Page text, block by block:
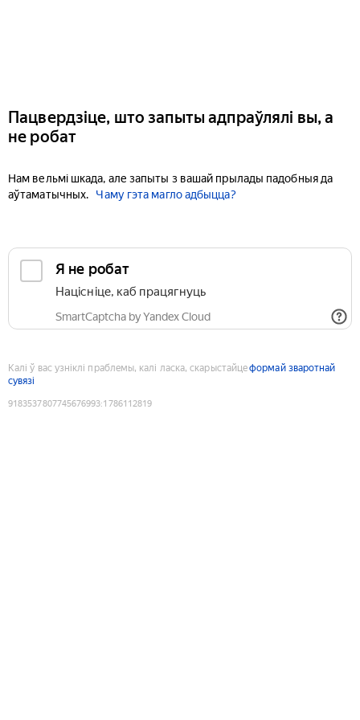
Пацвердзіце, што запыты адпраўлялі вы, а
не робат
Нам вельмі шкада, але запыты з вашай прылады падобныя да
аўтаматычных.
Чаму гэта магло адбыцца?
Я не робат
Націсніце, каб працягнуць
SmartCaptcha by Yandex Cloud
Калі ў вас узніклі праблемы, калі ласка, скарыстайцеформай зваротнай
сувязі
9183537807745676993:1786112819